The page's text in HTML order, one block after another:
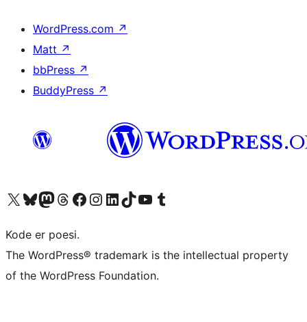
WordPress.com ↗
Matt ↗
bbPress ↗
BuddyPress ↗
Besøg vores X (tidligere Twitter) konto
Besøg vores Bluesky-konto
Besøg vores Mastodon konto
Besøg vores Threads-konto
Besøg vores Facebook sideBesøg vores Instagram konto
Besøg vores LinkedIn konto
Besøg vores TikTok-konto
Besøg vores YouTube-kanalBesøg vores Tumblr-konto
Kode er poesi.
The WordPress® trademark is the intellectual property
of the WordPress Foundation.